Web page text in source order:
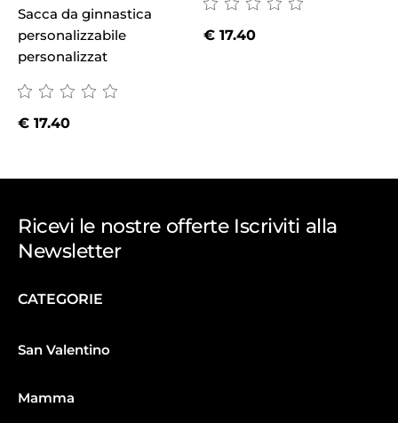
Sacca da ginnastica
personalizzabile
personalizzat
€17.40
€ 17.40
Ricevi le nostre offerte Iscriviti alla
Newsletter
CATEGORIE
San Valentino
Mamma